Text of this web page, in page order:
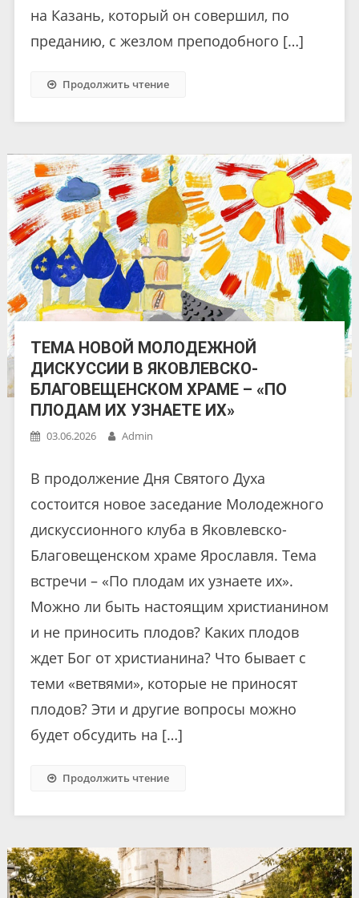
на Казань, который он совершил, по
преданию, с жезлом преподобного […]
Продолжить чтение
ТЕМА НОВОЙ МОЛОДЕЖНОЙ
ДИСКУССИИ В ЯКОВЛЕВСКО-
БЛАГОВЕЩЕНСКОМ ХРАМЕ – «ПО
ПЛОДАМ ИХ УЗНАЕТЕ ИХ»
03.06.2026 Admin
В продолжение Дня Святого Духа
состоится новое заседание Молодежного
дискуссионного клуба в Яковлевско-
Благовещенском храме Ярославля. Тема
встречи – «По плодам их узнаете их».
Можно ли быть настоящим христианином
и не приносить плодов? Каких плодов
ждет Бог от христианина? Что бывает с
теми «ветвями», которые не приносят
плодов? Эти и другие вопросы можно
будет обсудить на […]
Продолжить чтение